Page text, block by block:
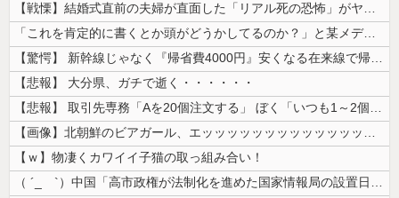
【戦慄】結婚式直前の夫婦が直面した「リアル死の恐怖」がヤバすぎる・・・...
「これを肯定的に書くとか頭がどうかしてるのか？」と某メディアの焚書称賛...
【驚愕】 新幹線じゃなく『帰省費4000円』安くなる在来線で帰省した結...
【悲報】 大分県、ガチで逝く・・・・・・
【悲報】 取引先専務「Aを20個注文する」 ぼく「いつも1～2個しか使...
【画像】北朝鮮のビアガール、エッッッッッッッッッッッッッッッッッ！
【ｗ】物凄くカワイイ子猫の取っ組み合い！
（ ´_ゝ`）中国「高市政権が法制化を進めた国家情報局の設置日が7月3...